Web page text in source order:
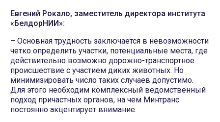
Евгений Рокало, заместитель директора института
«БелдорНИИ»:
– Основная трудность заключается в невозможности
четко определить участки, потенциальные места, где
действительно возможно дорожно-транспортное
происшествие с участием диких животных. Но
минимизировать число таких случаев допустимо.
Для этого необходим комплексный ведомственный
подход причастных органов, на чем Минтранс
постоянно акцентирует внимание.